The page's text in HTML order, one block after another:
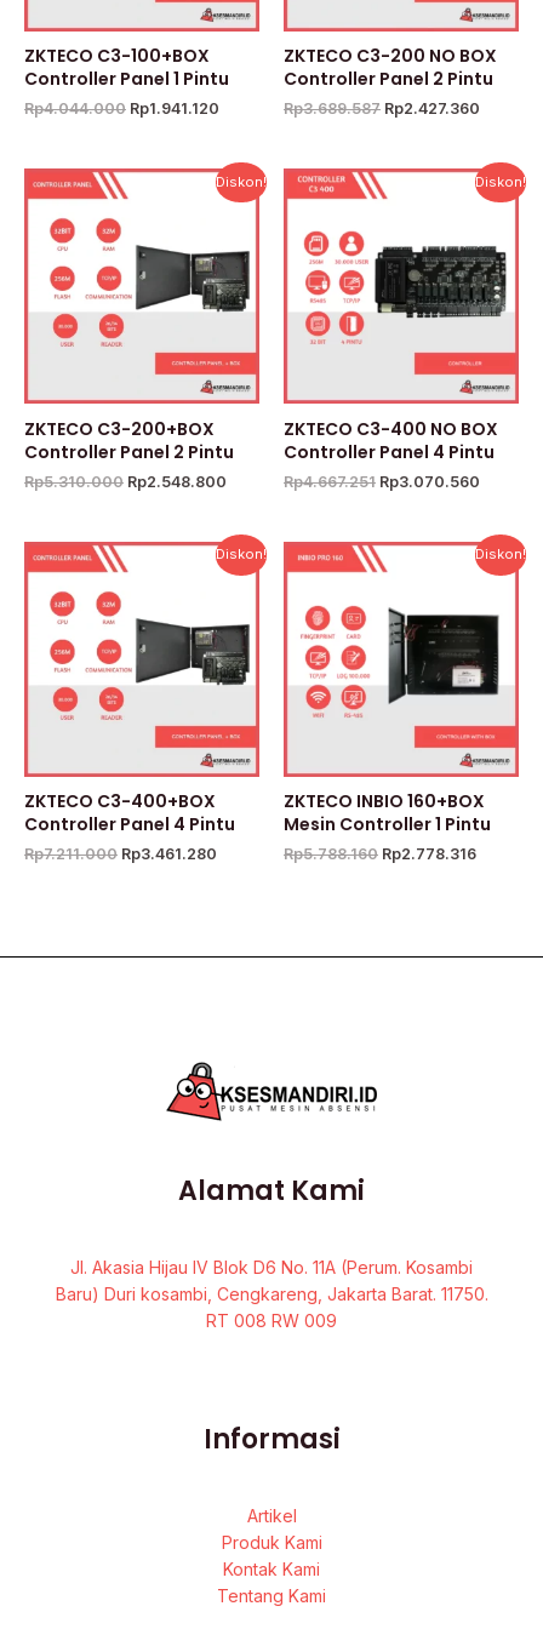
ZKTECO C3-100+BOX
Controller Panel 1 Pintu
Rp4.044.000 Rp1.941.120
ZKTECO C3-200 NO BOX
Controller Panel 2 Pintu
Rp3.689.587 Rp2.427.360
Diskon!
ZKTECO C3-200+BOX
Controller Panel 2 Pintu
Rp5.310.000
Harga
aslinya
Rp2.548.800
Harga
saat
Rp2.548.800.
Diskon!
ZKTECO C3-400 NO BOX
Controller Panel 4 Pintu
Rp4.667.251
Harga
aslinya
Rp3.070.560
Harga
saat
Diskon!
ZKTECO C3-400+BOX
Controller Panel 4 Pintu
Rp7.211.000
Harga
aslinya
Rp7.211.000.
Rp3.461.280
Harga
saat
Rp3.461.280.
Diskon!
ZKTECO INBIO 160+BOX
Mesin Controller 1 Pintu
Rp5.788.160
Harga
aslinya
Rp5.788.160.
Rp2.778.316
Harga
saat
Alamat Kami
Jl. Akasia Hijau IV Blok D6 No. 11A (Perum. Kosambi
Baru) Duri kosambi, Cengkareng, Jakarta Barat. 11750.
RT 008 RW 009
Informasi
Artikel
Produk Kami
Kontak Kami
Tentang Kami